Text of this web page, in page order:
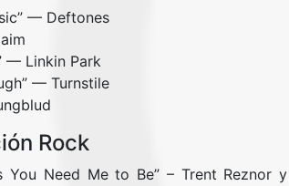
— Deftones
— Linkin Park
— Turnstile
Rock
You Need Me to Be” – Trent Reznor